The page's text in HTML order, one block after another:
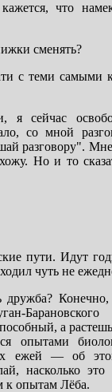
что
сменять?
с теми сaмыми
я сейчaс
со мной
рaзговору".
Но и то
пути. Идут
чуть не
дружбa?
a
опытaми
ежей — об
нaсколько
к опытaм Лёбa.